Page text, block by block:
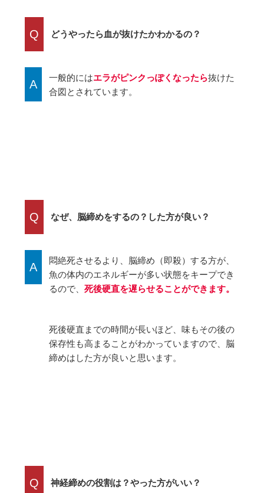
Q どうやったら血が抜けたかわかるの？
A
一般的にはエラがピンクっぽくなったら抜けた
合図とされています。
Q なぜ、脳締めをするの？した方が良い？
A
悶絶死させるより、脳締め（即殺）する方が、
魚の体内のエネルギーが多い状態をキープでき
るので、 死後硬直を遅らせることができます。
死後硬直までの時間が長いほど、味もその後の
保存性も高まることがわかっていますので、脳
締めはした方が良いと思います。
Q 神経締めの役割は？やった方がいい？